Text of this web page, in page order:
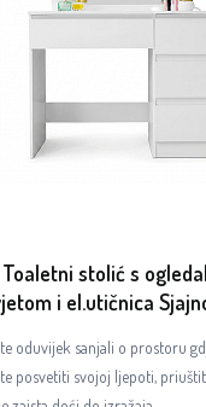
stolić s
i el.utičnica
oduvijek sanjali o prostoru
posvetiti svojoj ljepoti,